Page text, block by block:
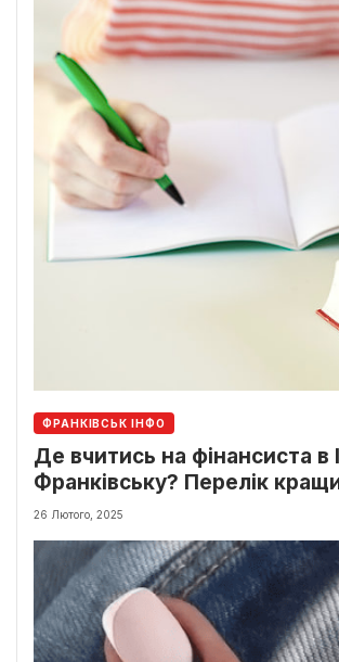
ФРАНКІВСЬК ІНФО
Де вчитись на фінансиста в
Франківську? Перелік
26 Лютого, 2025